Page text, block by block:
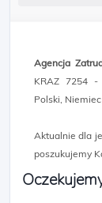
Agencja
KRAZ 7254 -
Polski,
Aktualnie dla
poszukujemy